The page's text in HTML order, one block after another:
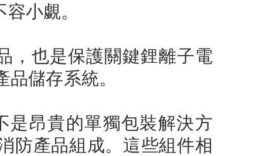
小覷。
，也是保護關鍵鋰離子電
儲存系統。
是昂貴的單獨包裝解決方
防產品組成。這些組件相